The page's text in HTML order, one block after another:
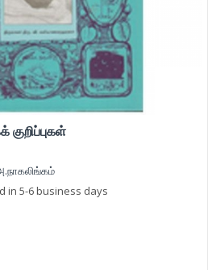
குறிப்புகள்
in 5-6 business days